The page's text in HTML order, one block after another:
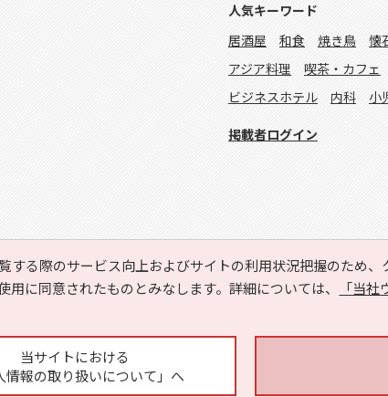
する際のサービス向上およびサイトの利用状況把握のため
に同意されたものとみなします。詳細については、
「当
当サイトにおける
情報の取り扱いについて」へ
人気キーワード
居酒屋
和食 焼き鳥 懐
アジア料理
喫茶・カフェ
ビジネスホテル
内科 小
掲載者ログイン
Copyright © HYOJITO.Co.,Ltd. All Rights Reserved.